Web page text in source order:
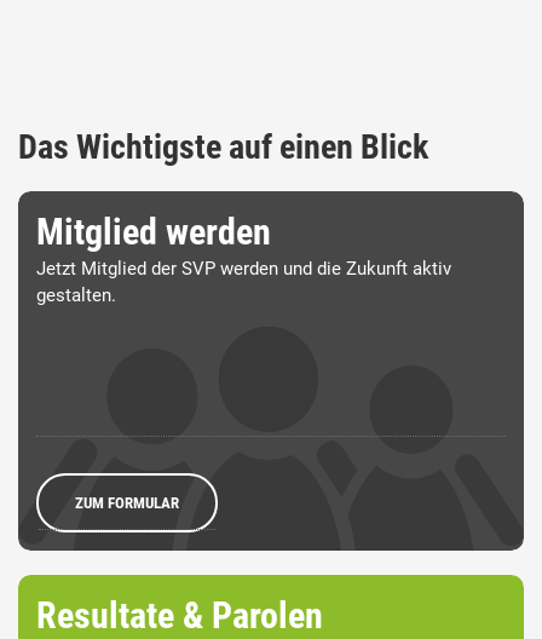
Das Wichtigste auf einen Blick
Mitglied werden
Jetzt Mitglied der SVP werden und die Zukunft aktiv
gestalten.
ZUM FORMULAR
Resultate & Parolen